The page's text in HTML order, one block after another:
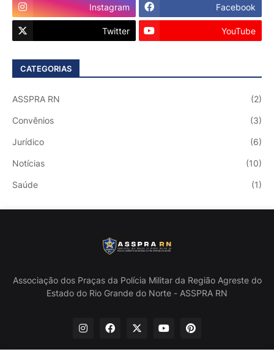
Instagram Facebook
Twitter YouTube
CATEGORIAS
ASSPRA RN (2)
Convênios (3)
Jurídico (6)
Notícias (10)
Saúde (1)
Associação dos Praças da Polícia Militar da Região Agreste do
Estado do Rio Grande do Norte - ASSPRA RN